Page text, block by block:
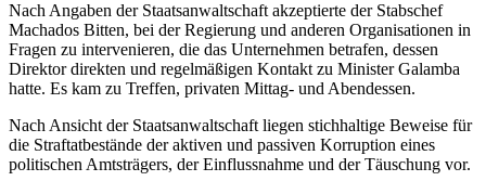
Nach Angaben der Staatsanwaltschaft akzeptierte der Stabschef
Machados Bitten, bei der Regierung und anderen Organisationen in
Fragen zu intervenieren, die das Unternehmen betrafen, dessen
Direktor direkten und regelmäßigen Kontakt zu Minister Galamba
hatte. Es kam zu Treffen, privaten Mittag- und Abendessen.
Nach Ansicht der Staatsanwaltschaft liegen stichhaltige Beweise für
die Straftatbestände der aktiven und passiven Korruption eines
politischen Amtsträgers, der Einflussnahme und der Täuschung vor.